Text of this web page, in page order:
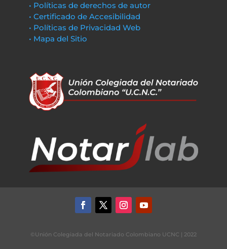
• Políticas de derechos de autor
• Certificado de Accesibilidad
• Políticas de Privacidad Web
• Mapa del Sitio
©Unión Colegiada del Notariado Colombiano UCNC | 2022